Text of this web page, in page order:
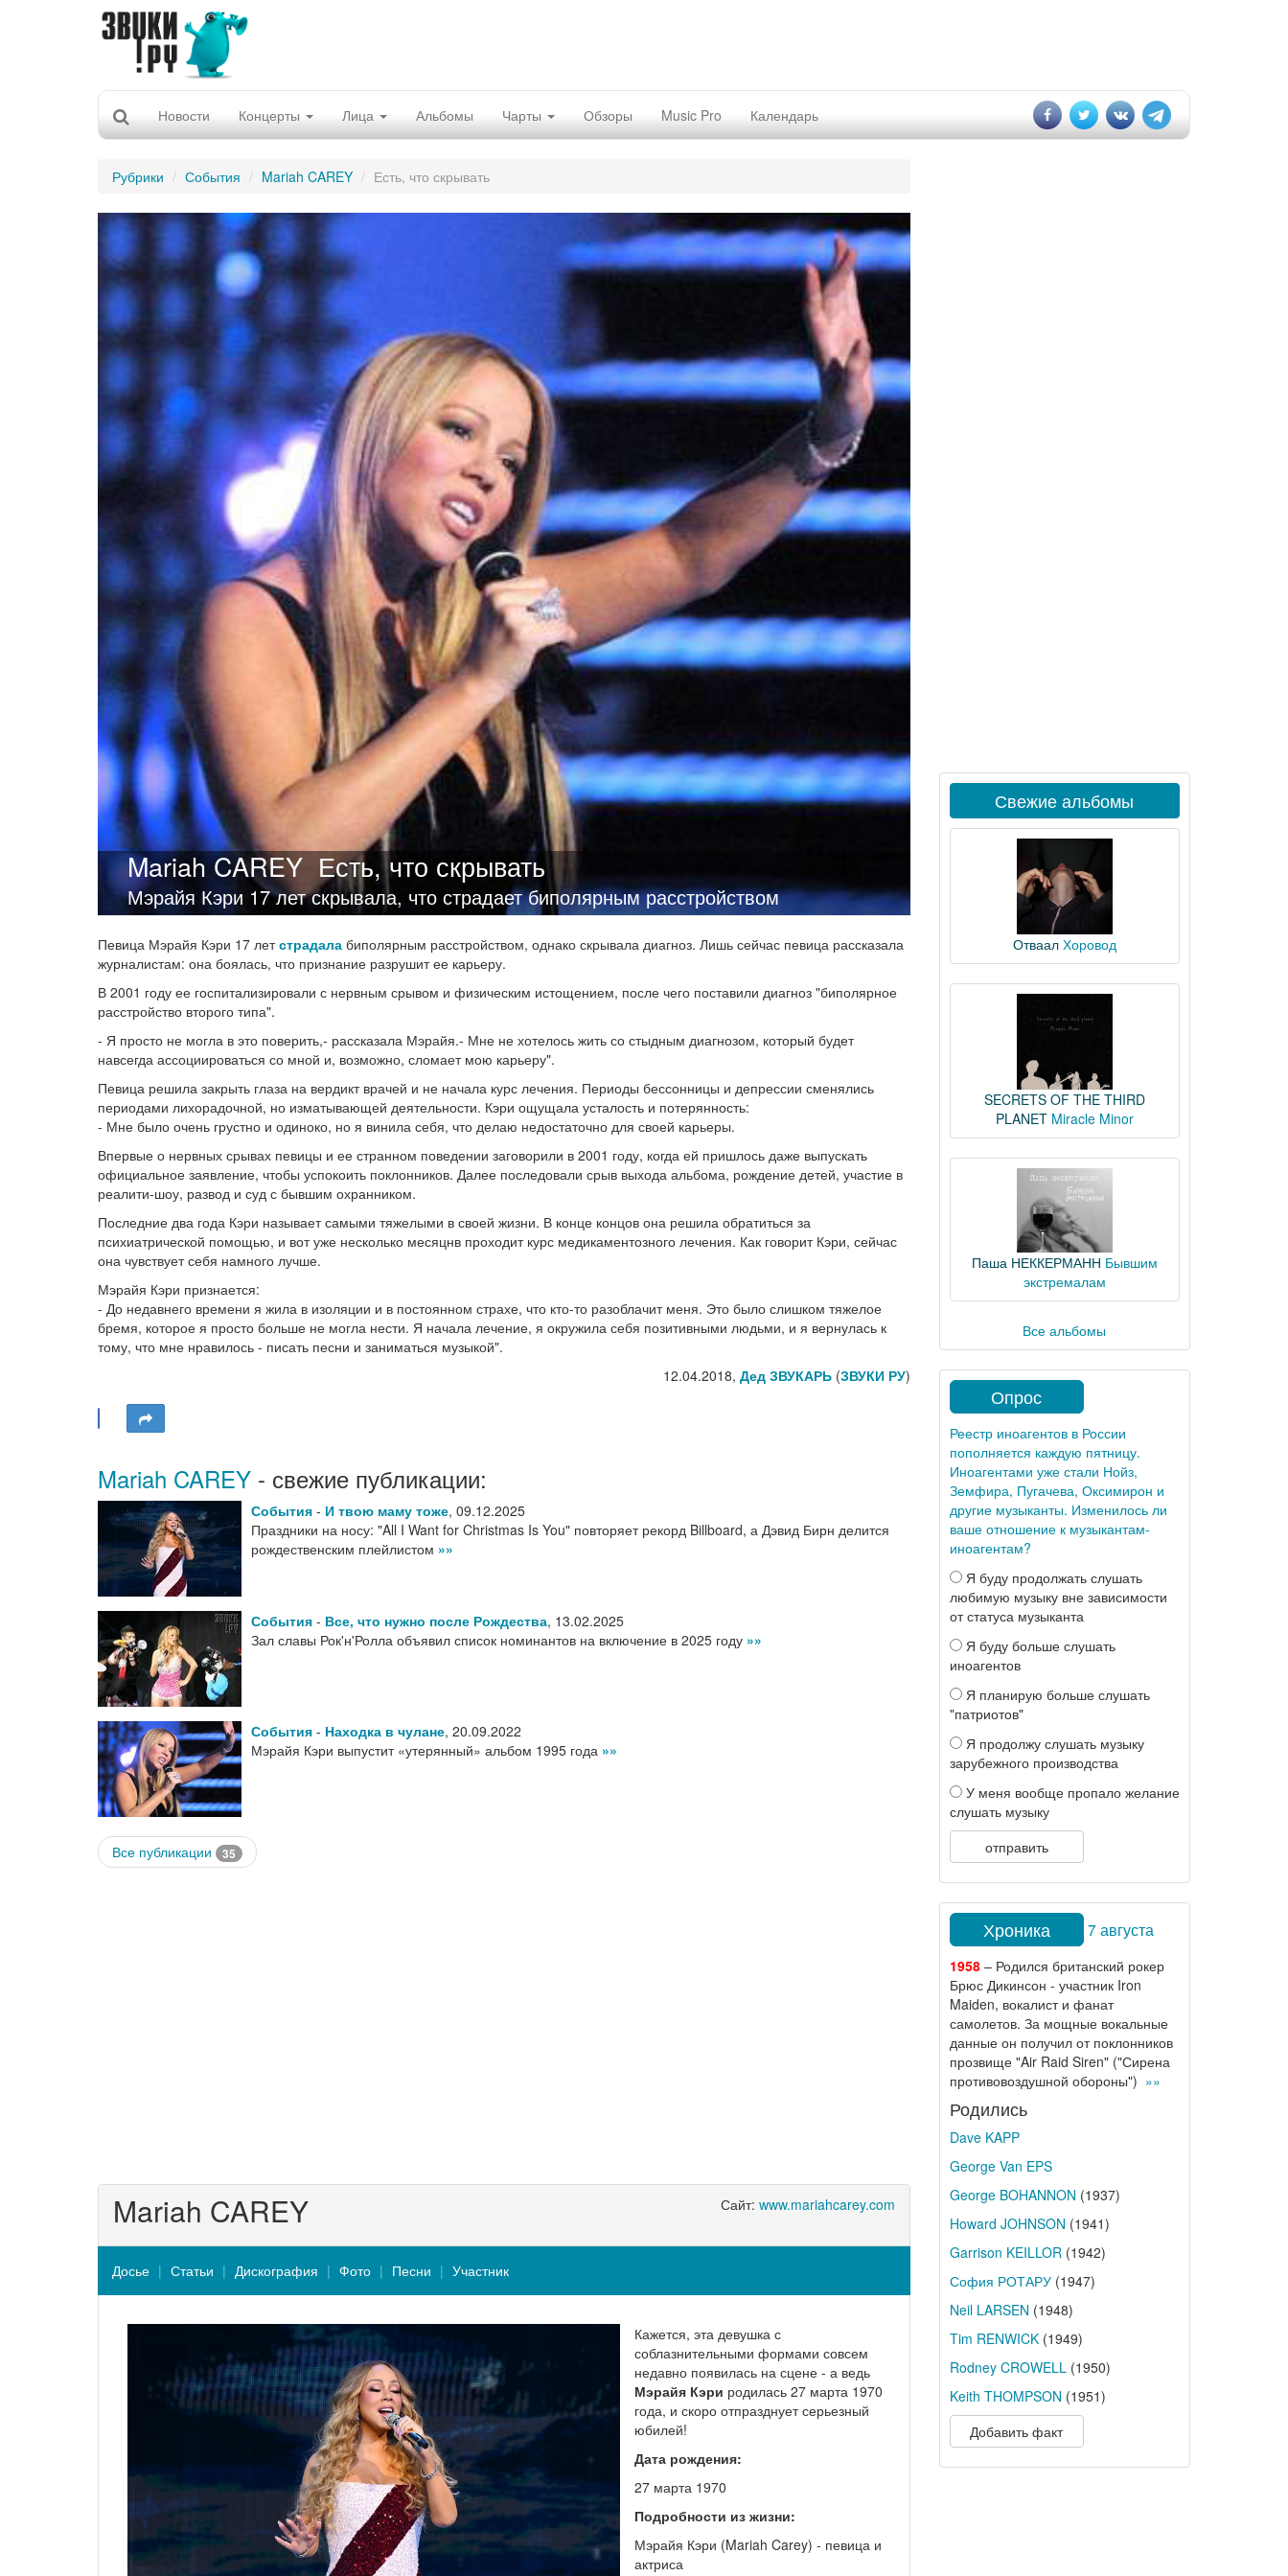
Новости Концерты Лица Альбомы Чарты Обзоры Music Pro Календарь
Рубрики События Mariah CAREY Есть, что скрывать
Mariah CAREY Есть, что скрывать
Мэрайя Кэри 17 лет скрывала, что страдает биполярным расстройством
Певица Мэрайя Кэри 17 летстрадала биполярным расстройством, однако скрывала диагноз. Лишь сейчас певица рассказала
журналистам: она боялась, что признание разрушит ее карьеру.
В 2001 году ее госпитализировали с нервным срывом и физическим истощением, после чего поставили диагноз "биполярное
расстройство второго типа".
- Я просто не могла в это поверить,- рассказала Мэрайя.- Мне не хотелось жить со стыдным диагнозом, который будет
навсегда ассоциироваться со мной и, возможно, сломает мою карьеру".
Певица решила закрыть глаза на вердикт врачей и не начала курс лечения. Периоды бессонницы и депрессии сменялись
периодами лихорадочной, но изматывающей деятельности. Кэри ощущала усталость и потерянность:
- Мне было очень грустно и одиноко, но я винила себя, что делаю недостаточно для своей карьеры.
Впервые о нервных срывах певицы и ее странном поведении заговорили в 2001 году, когда ей пришлось даже выпускать
официальное заявление, чтобы успокоить поклонников. Далее последовали срыв выхода альбома, рождение детей, участие в
реалити-шоу, развод и суд с бывшим охранником.
Последние два года Кэри называет самыми тяжелыми в своей жизни. В конце концов она решила обратиться за
психиатрической помощью, и вот уже несколько месяцнв проходит курс медикаментозного лечения. Как говорит Кэри, сейчас
она чувствует себя намного лучше.
Мэрайя Кэри признается:
- До недавнего времени я жила в изоляции и в постоянном страхе, что кто-то разоблачит меня. Это было слишком тяжелое
бремя, которое я просто больше не могла нести. Я начала лечение, я окружила себя позитивными людьми, и я вернулась к
тому, что мне нравилось - писать песни и заниматься музыкой".
12.04.2018, Дед ЗВУКАРЬ(ЗВУКИ РУ)
Mariah CAREY - свежие публикации:
События - И твою маму тоже, 09.12.2025
Праздники на носу: "All I Want for Christmas Is You" повторяет рекорд Billboard, а Дэвид Бирн делится
рождественским плейлистом »»
События - Все, что нужно после Рождества, 13.02.2025
Зал славы Рок'н'Ролла объявил список номинантов на включение в 2025 году »»
События - Находка в чулане, 20.09.2022
Мэрайя Кэри выпустит «утерянный» альбом 1995 года »»
Все публикации 35
Сайт: www.mariahcarey.com
Mariah CAREY
Досье Статьи Дискография Фото Песни Участник
Кажется, эта девушка с
соблазнительными формами совсем
недавно появилась на сцене - а ведь
Мэрайя Кэри родилась 27 марта 1970
года, и скоро отпразднует серьезный
юбилей!
Дата рождения:
27 марта 1970
Подробности из жизни:
Мэрайя Кэри (Mariah Carey) - певица и
актриса
Свежие альбомы
Отваал Хоровод
SECRETS OF THE THIRD
PLANET Miracle Minor
Паша НЕККЕРМАНН Бывшим
экстремалам
Все альбомы
Опрос
Реестр иноагентов в России
пополняется каждую пятницу.
Иноагентами уже стали Нойз,
Земфира, Пугачева, Оксимирон и
другие музыканты. Изменилось ли
ваше отношение к музыкантам-
иноагентам?
Я буду продолжать слушать
любимую музыку вне зависимости
от статуса музыканта
Я буду больше слушать
иноагентов
Я планирую больше слушать
"патриотов"
Я продолжу слушать музыку
зарубежного производства
У меня вообще пропало желание
слушать музыку
отправить
Хроника 7 августа
1958– Родился британский рокер
Брюс Дикинсон - участник Iron
Maiden, вокалист и фанат
самолетов. За мощные вокальные
данные он получил от поклонников
прозвище "Air Raid Siren" ("Сирена
противовоздушной обороны") »»
Родились
Dave KAPP
George Van EPS
George BOHANNON (1937)
Howard JOHNSON (1941)
Garrison KEILLOR(1942)
София РОТАРУ(1947)
Neil LARSEN (1948)
Tim RENWICK(1949)
Rodney CROWELL(1950)
Keith THOMPSON (1951)
Добавить факт